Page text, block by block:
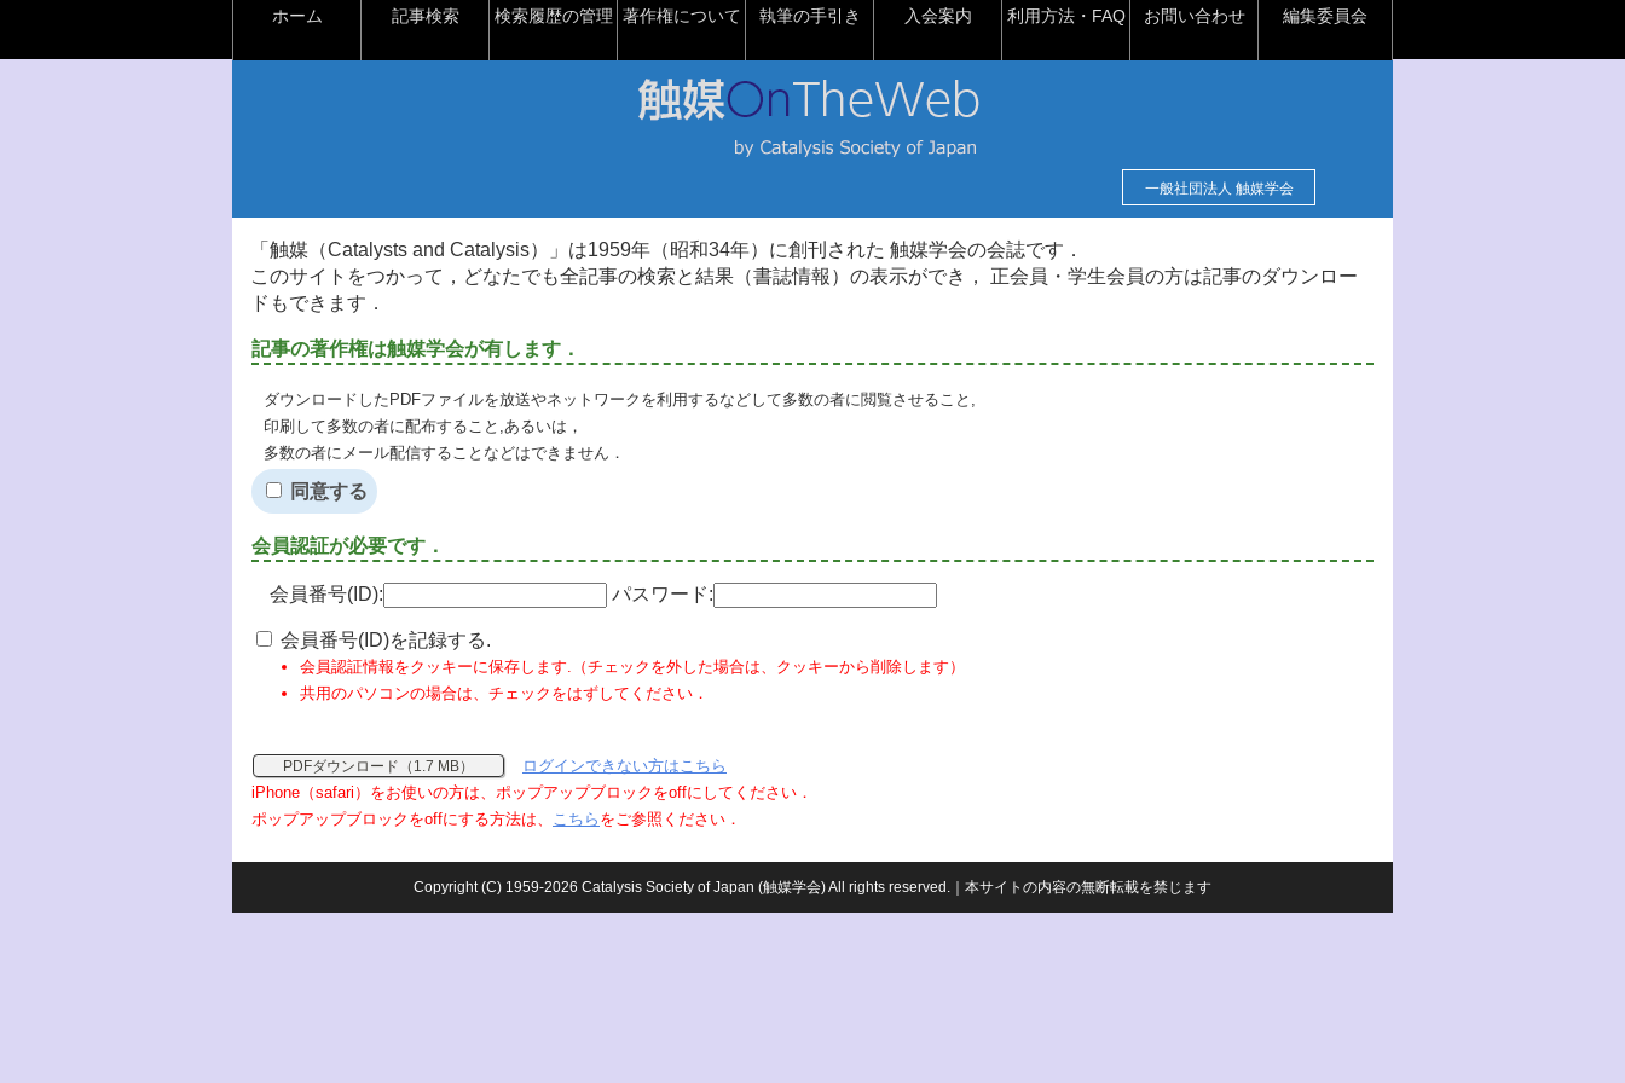
ホーム 記事検索 検索履歴の管理 著作権について 執筆の手引き 入会案内 利用方法・FAQ お問い合わせ 編集委員会
一般社団法人 触媒学会
「触媒（Catalysts and Catalysis）」は1959年（昭和34年）に創刊された 触媒学会の会誌です．
このサイトをつかって，どなたでも全記事の検索と結果（書誌情報）の表示ができ， 正会員・学生会員の方は記事のダウンロー
ドもできます．
記事の著作権は触媒学会が有します．
ダウンロードしたPDFファイルを放送やネットワークを利用するなどして多数の者に閲覧させること,
印刷して多数の者に配布すること,あるいは，
多数の者にメール配信することなどはできません．
同意する
会員認証が必要です．
会員番号(ID): パスワード:
会員番号(ID)を記録する.
会員認証情報をクッキーに保存します.（チェックを外した場合は、クッキーから削除します）
共用のパソコンの場合は、チェックをはずしてください．
PDFダウンロード（1.7 MB）
ログインできない方はこちら
iPhone（safari）をお使いの方は、ポップアップブロックをoffにしてください．
ポップアップブロックをoffにする方法は、 こちら をご参照ください．
Copyright (C) 1959-2026 Catalysis Society of Japan (触媒学会) All rights reserved.｜本サイトの内容の無断転載を禁じます